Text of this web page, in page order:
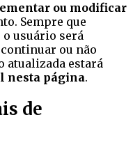
ou modificar
Sempre que
o usuário será
ou não
atualizada estará
nesta página.
de